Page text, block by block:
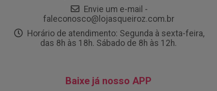
Envie um e-mail -
faleconosco@lojasqueiroz.com.br
Horário de atendimento: Segunda à sexta-feira,
das 8h às 18h. Sábado de 8h às 12h.
Baixe já nosso APP